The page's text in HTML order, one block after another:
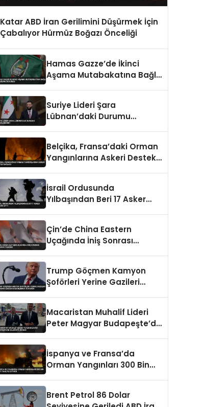
Katar ABD İran Gerilimini Düşürmek İçin
Çabalıyor Hürmüz Boğazı Önceliği
Hamas Gazze’de İkinci
Aşama Mutabakatına Bağlı
Suriye Lideri Şara
Lübnan’daki Durumu
Belçika, Fransa’daki Orman
Yangınlarına Askeri Destek
İsrail Ordusunda
Yılbaşından Beri 17 Asker
Çin’de China Eastern
Uçağında İniş Sonrası
Trump Göçmen Kamyon
Şoförleri Yerine Gazileri
Macaristan Muhalif Lideri
Peter Magyar Budapeşte’de
İspanya ve Fransa’da
Orman Yangınları 300 Bin
Brent Petrol 86 Dolar